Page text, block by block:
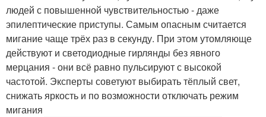
людей с повышенной чувствительностью - даже
эпилептические приступы. Самым опасным считается
мигание чаще трёх раз в секунду. При этом утомляюще
действуют и светодиодные гирлянды без явного
мерцания - они всё равно пульсируют с высокой
частотой. Эксперты советуют выбирать тёплый свет,
снижать яркость и по возможности отключать режим
мигания